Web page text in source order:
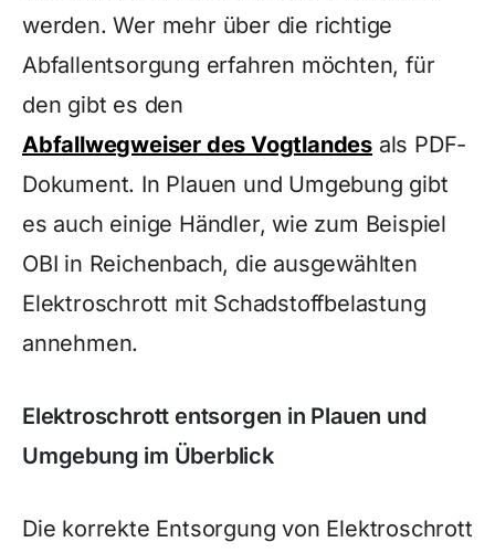
werden. Wer mehr über die richtige
Abfallentsorgung erfahren möchten, für
den gibt es den
Abfallwegweiser des Vogtlandes als PDF-
Dokument. In Plauen und Umgebung gibt
es auch einige Händler, wie zum Beispiel
OBI in Reichenbach, die ausgewählten
Elektroschrott mit Schadstoffbelastung
annehmen.
Elektroschrott entsorgen in Plauen und
Umgebung im Überblick
Die korrekte Entsorgung von Elektroschrott